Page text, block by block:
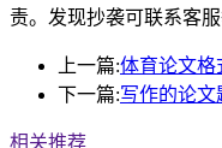
责。发现抄袭可联系客
上一篇:体育论文格
下一篇:写作的论文
相关推荐